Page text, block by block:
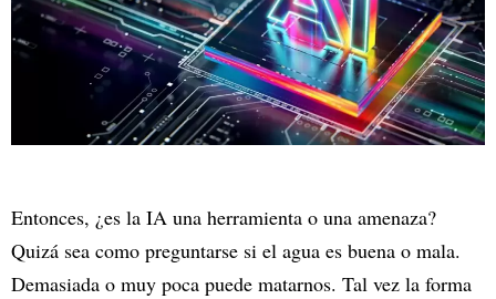
Entonces, ¿es la IA una herramienta o una amenaza?
Quizá sea como preguntarse si el agua es buena o mala.
Demasiada o muy poca puede matarnos. Tal vez la forma